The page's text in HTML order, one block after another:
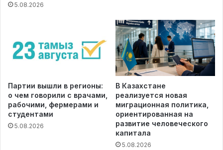
5.08.2026
Партии вышли в регионы:
о чем говорили с врачами,
рабочими, фермерами и
студентами
5.08.2026
В Казахстане
реализуется новая
миграционная политика,
ориентированная на
развитие человеческого
капитала
5.08.2026